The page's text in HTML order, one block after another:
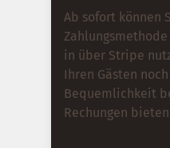
Ab sofort können
in über Stripe
Ihren Gästen
Bequemlichkeit
Rechungen